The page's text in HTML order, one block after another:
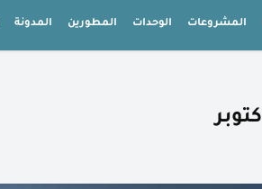
المشروعات الوحدات المطورين المدونة